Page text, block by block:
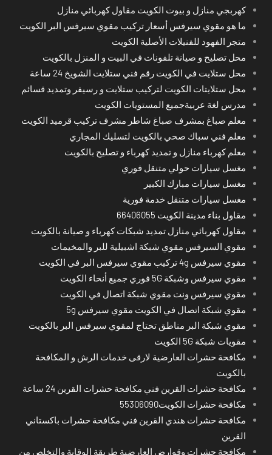
كهربجي منازل و بيوت الكويت مقاول كهربائي منازل
ما هو مقوي سيرفس أسعار تركيب مقوي سيرفس البر الكويت
متجر الفهود للفنيلات الأصلية الكويت
محل تصليح و صيانة تلفونات في البيت و المنزل بالكويت
محل ستلايت في الكويت رقم فني ستلايت الشويخ 24 ساعة
محل ستلايتات الكويت لتركيب ستلايت و رسيفر وتمديد قسائم
مدرس لغة عربيةجميع المستويات الكويت
معلم صباغ بمشرف صباغ شاطر مشرف تركيب قرميد الكويت
معلم فني سباك صحي بالكويت لتسليك المجاري
معلم كهرباء منازل و تمديد كهرباء و تصليح بالكويت
مغسل سيارات حولي متنقل فوري
مغسل سيارات مبارك الكبير
مغسل سيارات متنقل خدمة فورية
مقاول بناء مدينة الكويت 66406055
مقاول كهربائي منازل تمديد شبكات كهرباء و صيانة بالكويت
مقوي السيرفس مقوي شبكة اشبيلية للبر والمخيمات
مقوي سيرفس 4g تركيب مقوي سيرفس البر في الكويت
مقوي سيرفس وشبكة 5G فوري جميع أنحاء الكويت
مقوي سيرفس ونت مقوي شبكة اتصال في الكويت
مقوي شبكة اتصال في الكويت مقوي سيرفس 5g
مقوي شبكة البر مناطق تحتاج لمقوي سيرفس البر بالكويت
مقويات شبكة 5G الكويت
مكافحة حشرات العارضية لارقى خدمات الرش و المكافحة
بالكويت
مكافحة حشرات القرين فني مكافحة حشرات القرين 24 ساعة
مكافحة حشرات الكويت55306090
مكافحة حشرات هندي القرين فني مكافحة حشرات باكستاني
القرين
مكافحة حشرات وقوارض العارضية طريقة الوقاية والتخلص من